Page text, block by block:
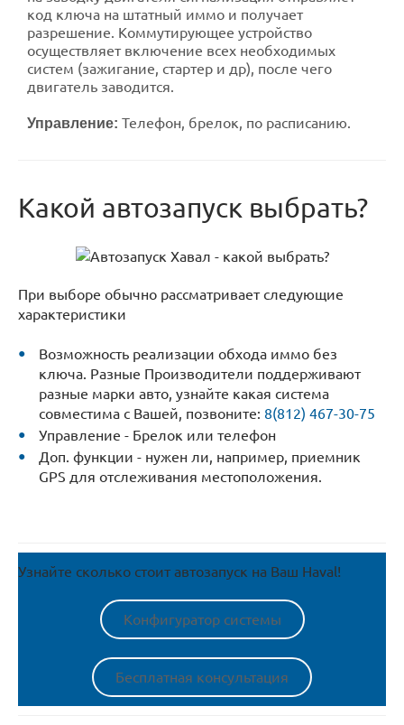
код ключа на штатный иммо и получает
разрешение. Коммутирующее устройство
осуществляет включение всех необходимых
систем (зажигание, стартер и др), после чего
двигатель заводится.
Управление: Телефон, брелок, по расписанию.
Какой автозапуск выбрать?
При выборе обычно рассматривает следующие
характеристики
Возможность реализации обхода иммо без
ключа. Разные Производители поддерживают
разные марки авто, узнайте какая система
совместима с Вашей, позвоните: 8(812) 467-30-75
Управление - Брелок или телефон
Доп. функции - нужен ли, например, приемник
GPS для отслеживания местоположения.
Узнайте сколько стоит автозапуск на Ваш Haval!
Конфигуратор системы
Бесплатная консультация